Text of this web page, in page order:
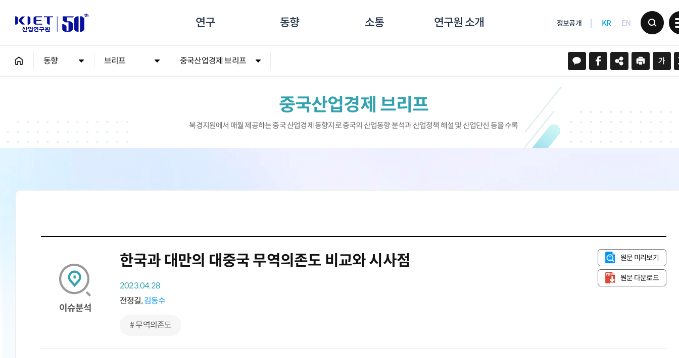
연구 동향 소통 연구원 소개 정보공개 KR EN
동향 브리프 중국산업경제 브리프
중국산업경제 브리프
북경지원에서 매월 제공하는 중국 산업경제 동향지로 중국의 산업동향 분석과 산업정책 해설 및 산업단신 등을 수록
이슈분석
한국과 대만의 대중국 무역의존도 비교와 시사점 원문 미리보기
원문 다운로드
2023.04.28
전정길, 김동수
# 무역의존도